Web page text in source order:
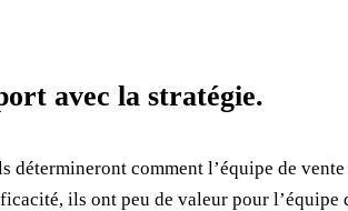
avec la stratégie.
détermineront comment l’équipe de
ils ont peu de valeur pour l’équipe